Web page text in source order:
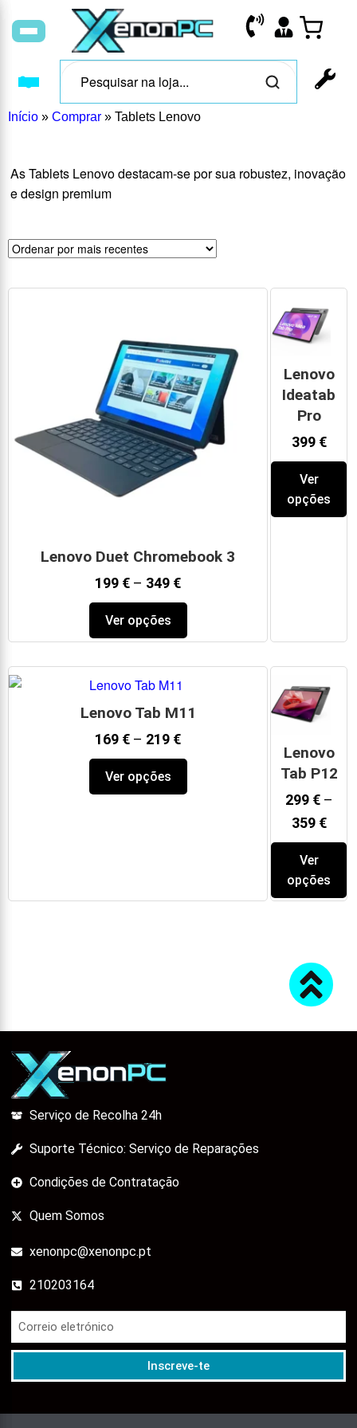
Início » Comprar » Tablets Lenovo
As Tablets Lenovo destacam-se por sua robustez, inovação
e design premium
Lenovo Duet Chromebook 3
199 € – 349 €
Ver opções
Lenovo
Ideatab
Pro
399 €
Ver
opções
Lenovo Tab M11
169 € – 219 €
Ver opções
Lenovo
Tab P12
299 € –
359 €
Ver
opções
Serviço de Recolha 24h
Suporte Técnico: Serviço de Reparações
Condições de Contratação
Quem Somos
xenonpc@xenonpc.pt
210203164
Inscreve-te